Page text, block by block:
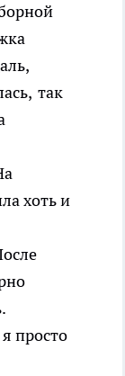
так
хоть и
просто